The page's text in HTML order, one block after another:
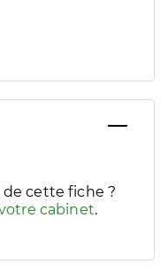
besoins
de cette fiche ?
cabinet.